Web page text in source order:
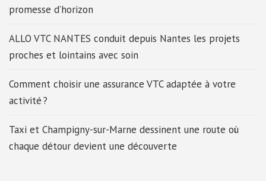
promesse d’horizon
ALLO VTC NANTES conduit depuis Nantes les projets
proches et lointains avec soin
Comment choisir une assurance VTC adaptée à votre
activité ?
Taxi et Champigny-sur-Marne dessinent une route où
chaque détour devient une découverte